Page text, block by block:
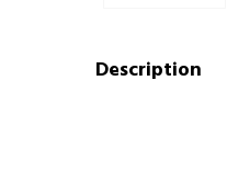
Description